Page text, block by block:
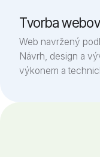
Tvorba
Web navržený
Návrh, design a
výkonem a